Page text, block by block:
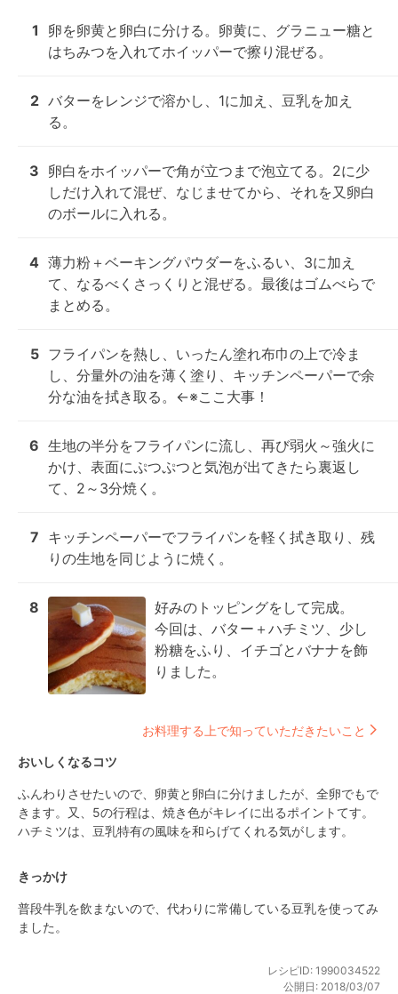
1
卵を卵黄と卵白に分ける。卵黄に、グラニュー糖と
はちみつを入れてホイッパーで擦り混ぜる。
2 バターをレンジで溶かし、1に加え、豆乳を加え
る。
3 卵白をホイッパーで角が立つまで泡立てる。2に少
しだけ入れて混ぜ、なじませてから、それを又卵白
のボールに入れる。
4 薄力粉＋ベーキングパウダーをふるい、3に加え
て、なるべくさっくりと混ぜる。最後はゴムべらで
まとめる。
5 フライパンを熱し、いったん塗れ布巾の上で冷ま
し、分量外の油を薄く塗り、キッチンペーパーで余
分な油を拭き取る。←※ここ大事！
6 生地の半分をフライパンに流し、再び弱火～強火に
かけ、表面にぷつぷつと気泡が出てきたら裏返し
て、2～3分焼く。
7 キッチンペーパーでフライパンを軽く拭き取り、残
りの生地を同じように焼く。
8
好みのトッピングをして完成。
今回は、バター＋ハチミツ、少し
粉糖をふり、イチゴとバナナを飾
りました。
お料理する上で知っていただきたいこと
おいしくなるコツ
ふんわりさせたいので、卵黄と卵白に分けましたが、全卵でもで
きます。又、5の行程は、焼き色がキレイに出るポイントてす。
ハチミツは、豆乳特有の風味を和らげてくれる気がします。
きっかけ
普段牛乳を飲まないので、代わりに常備している豆乳を使ってみ
ました。
レシピID: 1990034522
公開日: 2018/03/07